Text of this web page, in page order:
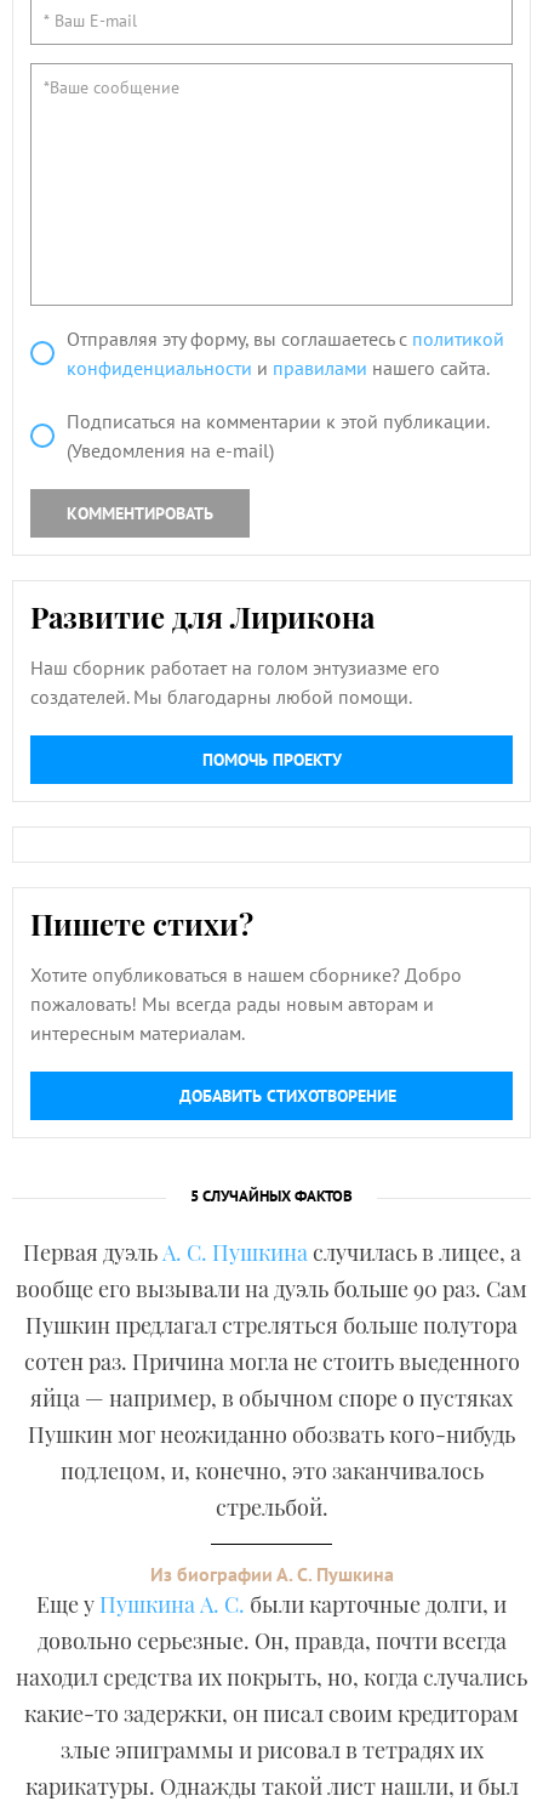
Отправляя эту форму, вы соглашаетесь с политикой
конфиденциальности и правилами нашего сайта.
Подписаться на комментарии к этой публикации.
(Уведомления на e-mail)
КОММЕНТИРОВАТЬ
Развитие для Лирикона
Наш сборник работает на голом энтузиазме его
создателей. Мы благодарны любой помощи.
ПОМОЧЬ ПРОЕКТУ
Пишете стихи?
Хотите опубликоваться в нашем сборнике? Добро
пожаловать! Мы всегда рады новым авторам и
интересным материалам.
ДОБАВИТЬ СТИХОТВОРЕНИЕ
5 СЛУЧАЙНЫХ ФАКТОВ
Первая дуэльА. С. Пушкинаслучилась в лицее, а
вообще его вызывали на дуэль больше 90 раз. Сам
Пушкин предлагал стреляться больше полутора
сотен раз. Причина могла не стоить выеденного
яйца — например, в обычном споре о пустяках
Пушкин мог неожиданно обозвать кого-нибудь
подлецом, и, конечно, это заканчивалось
стрельбой.
Из биографии А. С. Пушкина
Еще у Пушкина А. С. были карточные долги, и
довольно серьезные. Он, правда, почти всегда
находил средства их покрыть, но, когда случались
какие-то задержки, он писал своим кредиторам
злые эпиграммы и рисовал в тетрадях их
карикатуры. Однажды такой лист нашли, и был